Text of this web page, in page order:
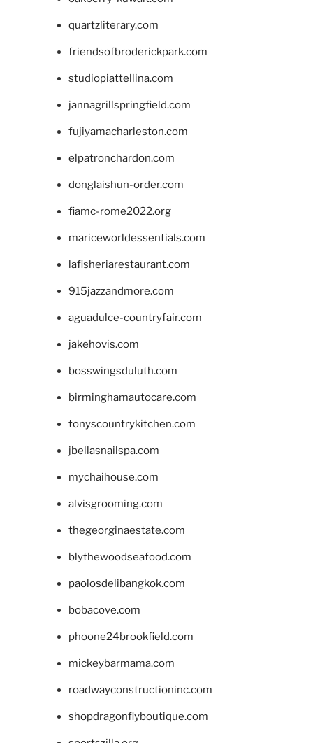
quartzliterary.com
friendsofbroderickpark.com
studiopiattellina.com
jannagrillspringfield.com
fujiyamacharleston.com
elpatronchardon.com
donglaishun-order.com
fiamc-rome2022.org
mariceworldessentials.com
lafisheriarestaurant.com
915jazzandmore.com
aguadulce-countryfair.com
jakehovis.com
bosswingsduluth.com
birminghamautocare.com
tonyscountrykitchen.com
jbellasnailspa.com
mychaihouse.com
alvisgrooming.com
thegeorginaestate.com
blythewoodseafood.com
paolosdelibangkok.com
bobacove.com
phoone24brookfield.com
mickeybarmama.com
roadwayconstructioninc.com
shopdragonflyboutique.com